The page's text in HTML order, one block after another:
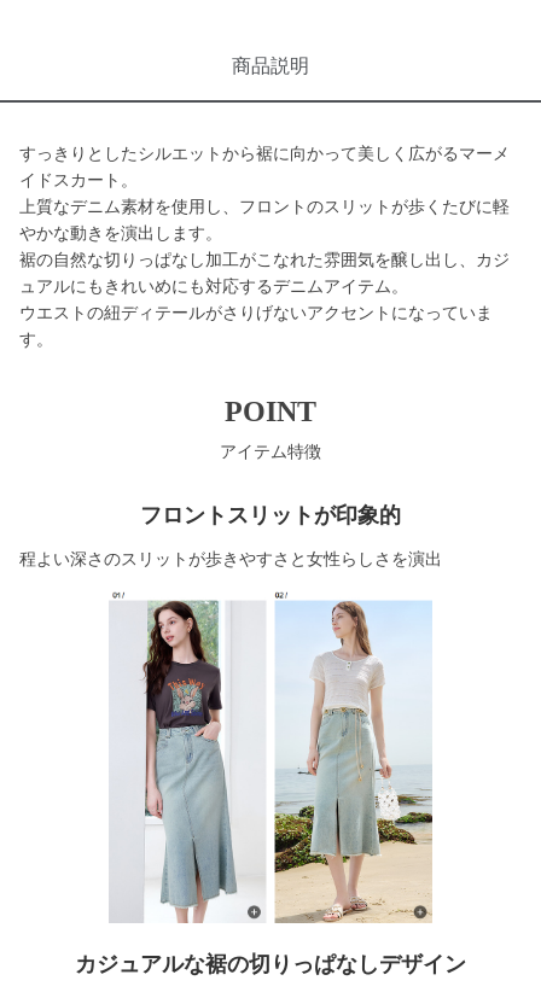
商品説明
すっきりとしたシルエットから裾に向かって美しく広がるマーメ
イドスカート。
上質なデニム素材を使用し、フロントのスリットが歩くたびに軽
やかな動きを演出します。
裾の自然な切りっぱなし加工がこなれた雰囲気を醸し出し、カジ
ュアルにもきれいめにも対応するデニムアイテム。
ウエストの紐ディテールがさりげないアクセントになっていま
す。
POINT
アイテム特徴
フロントスリットが印象的
程よい深さのスリットが歩きやすさと女性らしさを演出
カジュアルな裾の切りっぱなしデザイン